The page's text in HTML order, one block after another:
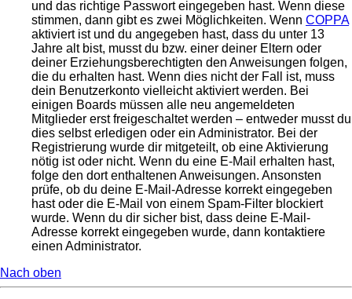
und das richtige Passwort eingegeben hast. Wenn diese
stimmen, dann gibt es zwei Möglichkeiten. Wenn COPPA
aktiviert ist und du angegeben hast, dass du unter 13
Jahre alt bist, musst du bzw. einer deiner Eltern oder
deiner Erziehungsberechtigten den Anweisungen folgen,
die du erhalten hast. Wenn dies nicht der Fall ist, muss
dein Benutzerkonto vielleicht aktiviert werden. Bei
einigen Boards müssen alle neu angemeldeten
Mitglieder erst freigeschaltet werden – entweder musst du
dies selbst erledigen oder ein Administrator. Bei der
Registrierung wurde dir mitgeteilt, ob eine Aktivierung
nötig ist oder nicht. Wenn du eine E-Mail erhalten hast,
folge den dort enthaltenen Anweisungen. Ansonsten
prüfe, ob du deine E-Mail-Adresse korrekt eingegeben
hast oder die E-Mail von einem Spam-Filter blockiert
wurde. Wenn du dir sicher bist, dass deine E-Mail-
Adresse korrekt eingegeben wurde, dann kontaktiere
einen Administrator.
Nach oben